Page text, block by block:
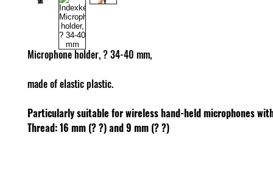
Microphone holder, ? 34-40 mm,
made of elastic plastic.
Particularly suitable for wireless hand-held microphones
Thread: 16 mm (? ?) and 9 mm (? ?)